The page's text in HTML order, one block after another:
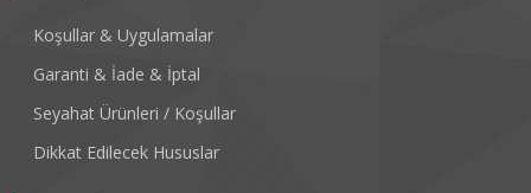
Koşullar & Uygulamalar
Garanti & İade & İptal
Seyahat Ürünleri / Koşullar
Dikkat Edilecek Hususlar